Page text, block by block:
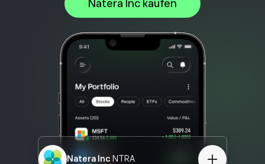
Natera Inc kaufen
Natera Inc NTRA